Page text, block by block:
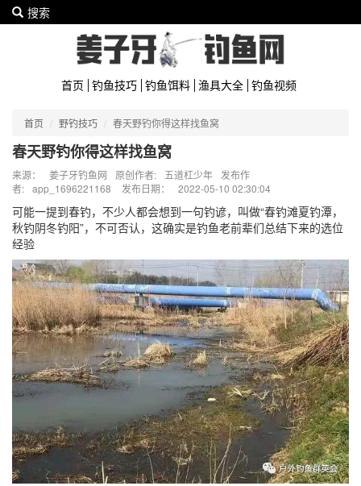
搜索
首页 钓鱼技巧 钓鱼饵料 渔具大全 钓鱼视频
首页 野钓技巧 春天野钓你得这样找鱼窝
春天野钓你得这样找鱼窝
来源： 姜子牙钓鱼网 原创作者: 五道杠少年
发布作
者: app_1696221168 发布日期： 2022-05-10 02:30:04
可能一提到春钓，不少人都会想到一句钓谚，叫做“春钓滩夏钓潭，
秋钓阴冬钓阳”，不可否认，这确实是钓鱼老前辈们总结下来的选位
经验